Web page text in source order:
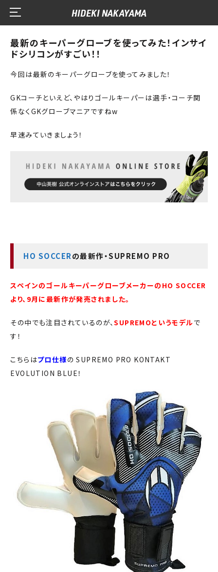
HIDEKI NAKAYAMA
最新のキーパーグローブを使ってみた！インサイ
ドシリコンがすごい！！
今回は最新のキーパーグローブを使ってみました！
GKコーチといえど、やはりゴールキーパーは選手・コーチ関
係なくGKグローブマニアですねw
早速みていきましょう！
HO SOCCERの最新作・SUPREMO PRO
スペインのゴールキーパーグローブメーカーの HO SOCCER
より、9月に最新作が発売されました。
その中でも注目されているのが、SUPREMOというモデルで
す！
こちらはプロ仕様の SUPREMO PRO KONTAKT
EVOLUTION BLUE！